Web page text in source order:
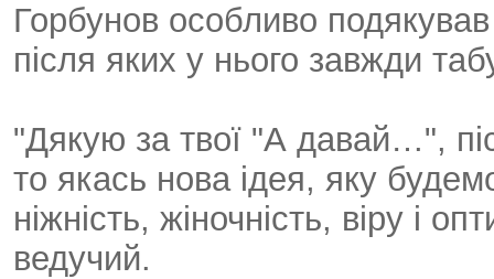
Горбунов особливо подякував
після яких у нього завжди
"Дякую за твої "А давай…",
то якась нова ідея, яку
ніжність, жіночність, віру і
ведучий.